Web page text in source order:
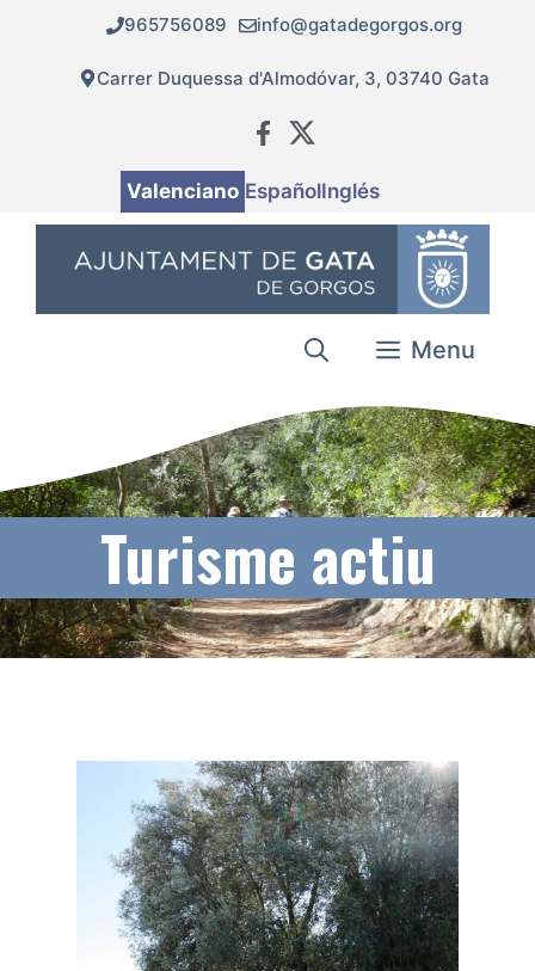
contingut
965756089 info@gatadegorgos.org
Carrer Duquessa d'Almodóvar, 3, 03740 Gata
Valenciano EspañolInglés
Menu
Turisme actiu